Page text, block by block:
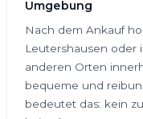
Umgebung
Nach dem Ankauf
Leutershausen oder
anderen Orten
bequeme und
bedeutet das: kein